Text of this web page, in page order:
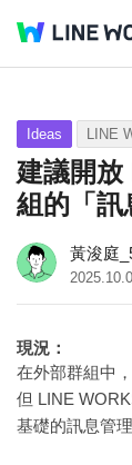
Q&A
Ideas LINE
建議開放
組的「訊
黃浚庭
現況：
在外部群組中
但 LINE
基礎的訊息管